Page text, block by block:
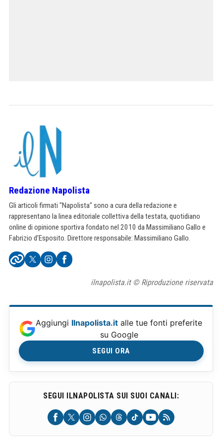
Redazione Napolista
Gli articoli firmati "Napolista" sono a cura della redazione e
rappresentano la linea editoriale collettiva della testata, quotidiano
online di opinione sportiva fondato nel 2010 da Massimiliano Gallo e
Fabrizio d'Esposito. Direttore responsabile: Massimiliano Gallo.
ilnapolista.it © Riproduzione riservata
Aggiungi Ilnapolista.it alle tue fonti preferite
su Google
SEGUI ORA
SEGUI ILNAPOLISTA SUI SUOI CANALI: